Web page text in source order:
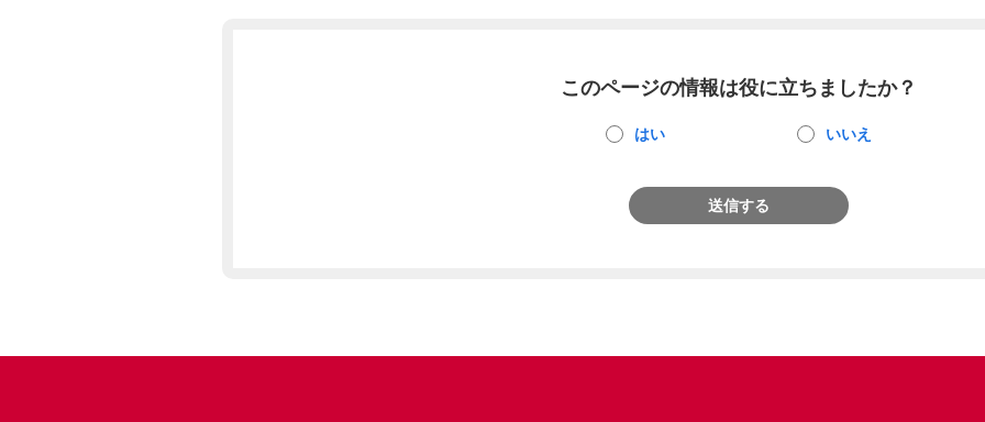
このページの情報は役に立ちましたか？
はい いいえ
送信する